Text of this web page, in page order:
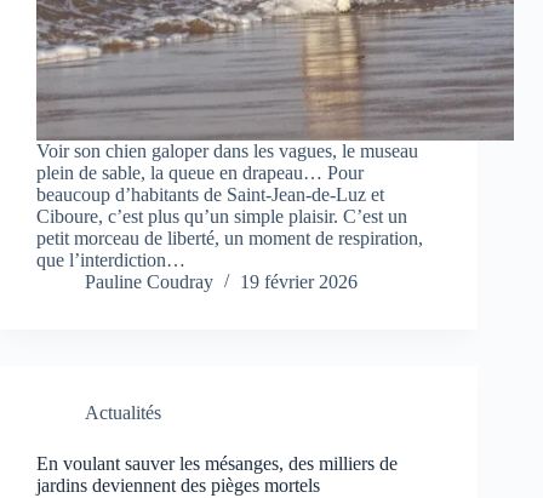
Voir son chien galoper dans les vagues, le museau
plein de sable, la queue en drapeau… Pour
beaucoup d’habitants de Saint-Jean-de-Luz et
Ciboure, c’est plus qu’un simple plaisir. C’est un
petit morceau de liberté, un moment de respiration,
que l’interdiction…
Pauline Coudray
19 février 2026
Actualités
En voulant sauver les mésanges, des milliers de
jardins deviennent des pièges mortels